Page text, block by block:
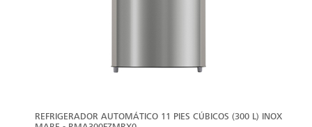
REFRIGERADOR AUTOMÁTICO 11 PIES CÚBICOS (300 L) INOX